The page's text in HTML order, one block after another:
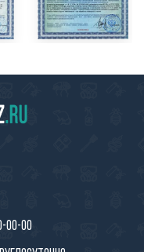
00-00